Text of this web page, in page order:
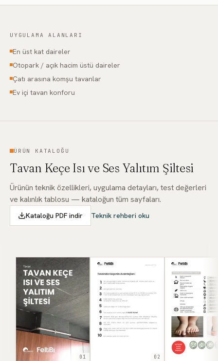
UYGULAMA ALANLARI
En üst kat daireler
Otopark / açık hacim üstü daireler
Çatı arasına komşu tavanlar
Ev içi tavan konforu
ÜRÜN KATALOĞU
Tavan Keçe Isı ve Ses Yalıtım Şiltesi
Ürünün teknik özellikleri, uygulama detayları, test değerleri
ve kalınlık tablosu — kataloğun tüm sayfaları.
Kataloğu PDF indir Teknik rehberi oku
01 02